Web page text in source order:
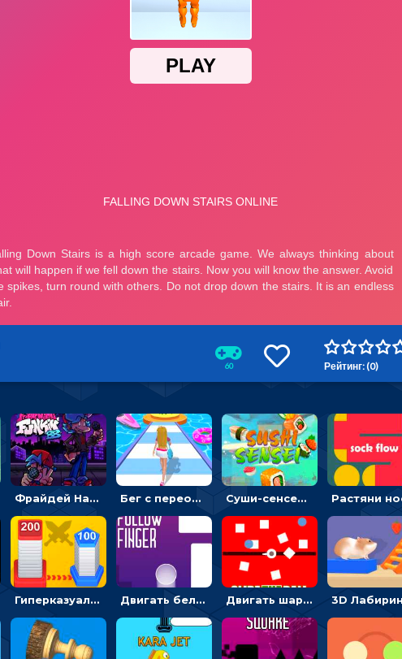
60 Рейтинг: (0)
Фрайдей Найт Фанкин - Большой брат 4: кликать на стрелки, чтобы играть музыку Бег с переодеванием: ловить одежду и повторять модные образы - для девочек Суши-сенсей: рубить роллы, избегая бомб
Гиперказуальные: Проводить синие линии, чтобы завоевывать города Двигать белый шарик и уходить от светящихся блоков - гиперказуальные Двигать шарик по линии, чтобы уходить от белых шипов и ловить мячи - гиперказуальные